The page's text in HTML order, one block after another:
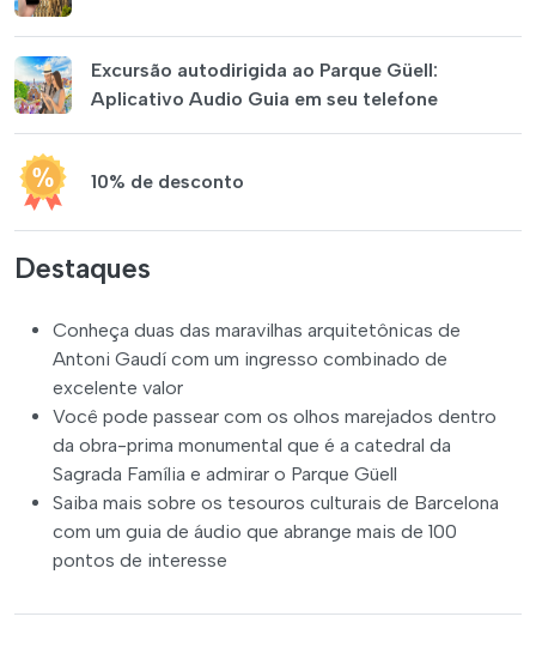
Excursão autodirigida ao Parque Güell:
Aplicativo Audio Guia em seu telefone
10% de desconto
Destaques
Conheça duas das maravilhas arquitetônicas de
Antoni Gaudí com um ingresso combinado de
excelente valor
Você pode passear com os olhos marejados dentro
da obra-prima monumental que é a catedral da
Sagrada Família e admirar o Parque Güell
Saiba mais sobre os tesouros culturais de Barcelona
com um guia de áudio que abrange mais de 100
pontos de interesse